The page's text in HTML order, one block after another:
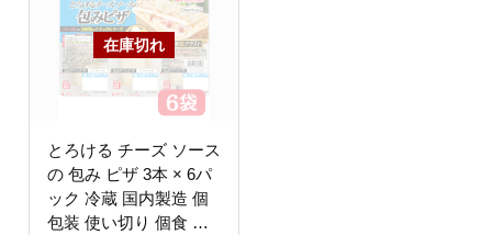
とろける チーズ ソース
の 包み ピザ 3本 × 6パ
ック 冷蔵 国内製造 個
包装 使い切り 個食 ピ